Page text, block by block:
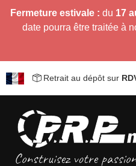
Fermeture estivale : du 17
date pourra être traitée à
Retrait au dépôt sur